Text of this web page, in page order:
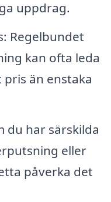
uppdrag.
Regelbundet
kan ofta leda
än enstaka
du har särskilda
eller
påverka det